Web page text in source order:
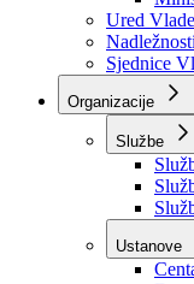
i
Ured
Nadležnosti
Sjednice
Organizacije
Službe